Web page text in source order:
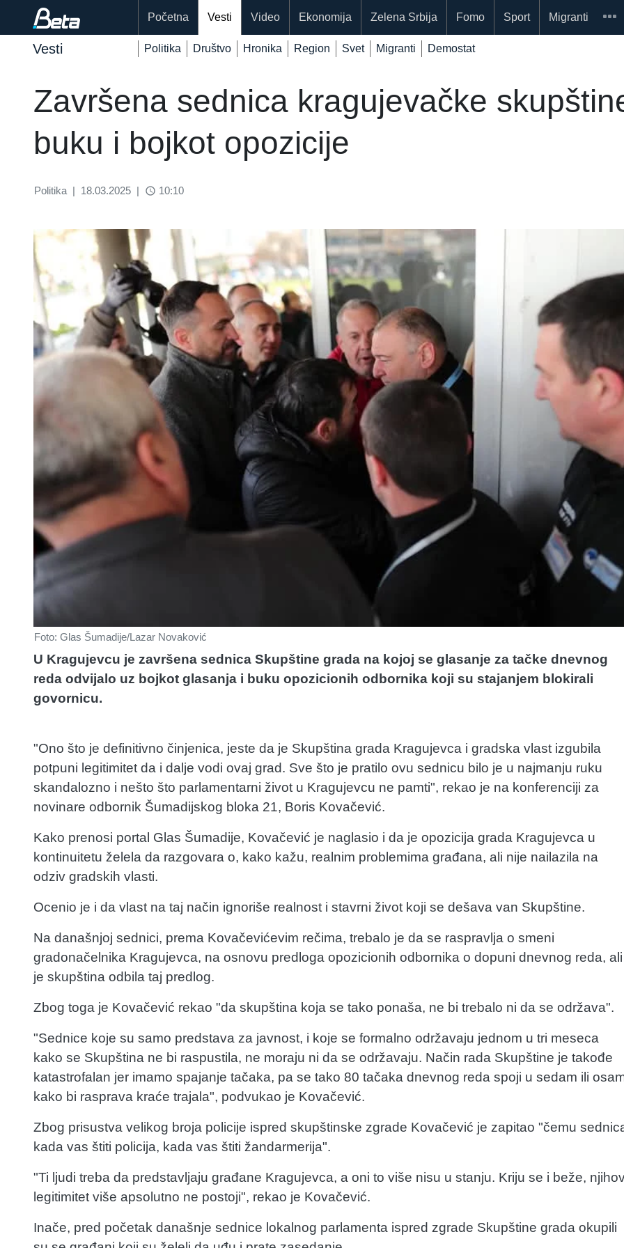
Početna Vesti Video Ekonomija Zelena Srbija Fomo Sport Migranti
Vesti Politika Društvo Hronika Region Svet Migranti Demostat
Završena sednica kragujevačke
buku i bojkot opozicije
Politika | 18.03.2025 | access_time 10:10
Foto: Glas Šumadije/Lazar Novaković
U Kragujevcu je završena sednica Skupštine grada na kojoj se glasanje za tačke dnevnog
reda odvijalo uz bojkot glasanja i buku opozicionih odbornika koji su stajanjem blokirali
govornicu.
"Ono što je definitivno činjenica, jeste da je Skupština grada Kragujevca i gradska vlast izgubila
potpuni legitimitet da i dalje vodi ovaj grad. Sve što je pratilo ovu sednicu bilo je u najmanju ruku
skandalozno i nešto što parlamentarni život u Kragujevcu ne pamti", rekao je na konferenciji za
novinare odbornik Šumadijskog bloka 21, Boris Kovačević.
Kako prenosi portal Glas Šumadije, Kovačević je naglasio i da je opozicija grada Kragujevca u
kontinuitetu želela da razgovara o, kako kažu, realnim problemima građana, ali nije nailazila na
odziv gradskih vlasti.
Ocenio je i da vlast na taj način ignoriše realnost i stavrni život koji se dešava van Skupštine.
Na današnjoj sednici, prema Kovačevićevim rečima, trebalo je da se raspravlja o smeni
gradonačelnika Kragujevca, na osnovu predloga opozicionih odbornika o dopuni dnevnog reda, ali
je skupština odbila taj predlog.
Zbog toga je Kovačević rekao "da skupština koja se tako ponaša, ne bi trebalo ni da se održava".
"Sednice koje su samo predstava za javnost, i koje se formalno održavaju jednom u tri meseca
kako se Skupština ne bi raspustila, ne moraju ni da se održavaju. Način rada Skupštine je takođe
katastrofalan jer imamo spajanje tačaka, pa se tako 80 tačaka dnevnog reda spoji u sedam ili
kako bi rasprava kraće trajala", podvukao je Kovačević.
Zbog prisustva velikog broja policije ispred skupštinske zgrade Kovačević je zapitao "čemu
kada vas štiti policija, kada vas štiti žandarmerija".
"Ti ljudi treba da predstavljaju građane Kragujevca, a oni to više nisu u stanju. Kriju se i beže,
legitimitet više apsolutno ne postoji", rekao je Kovačević.
Inače, pred početak današnje sednice lokalnog parlamenta ispred zgrade Skupštine grada okupili